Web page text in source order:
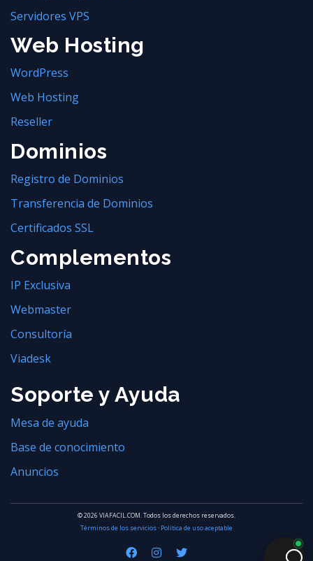
Servidores VPS
Web Hosting
WordPress
Web Hosting
Reseller
Dominios
Registro de Dominios
Transferencia de Dominios
Certificados SSL
Complementos
IP Exclusiva
Webmaster
Consultoría
Viadesk
Soporte y Ayuda
Mesa de ayuda
Base de conocimiento
Anuncios
© 2026 VIAFACIL.COM. Todos los derechos reservados.
Términos de los servicios· Política de uso aceptable